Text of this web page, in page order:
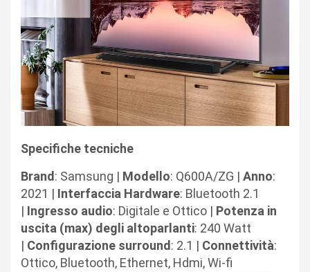
Specifiche tecniche
Brand: Samsung | Modello: Q600A/ZG | Anno:
2021 | Interfaccia Hardware: Bluetooth 2.1
| Ingresso audio: Digitale e Ottico | Potenza in
uscita (max) degli altoparlanti: 240 Watt
| Configurazione surround: 2.1 | Connettività:
Ottico, Bluetooth, Ethernet, Hdmi, Wi-fi